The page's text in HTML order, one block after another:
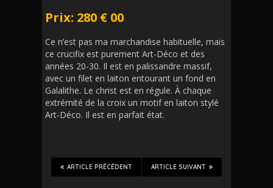
Prix: 280 € 00
Ce n’est pas ma marchandise habituelle, mais
ce crucifix est purement Art-Déco et des
années 20-30. Il est en palissandre massif,
avec un filet en laiton entourant un fond en
Galalithe. Le christ est en régule. À chaque
extrémité de la croix un motif en laiton stylé
Art-Déco. Il est en parfait état.
ARTICLE SUIVANT
ARTICLE PRÉCÉDENT